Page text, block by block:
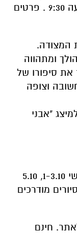
מראש הדרכה בעברית פשוטה בשעה 9:30 . פרטים
המצודה.
ומתהווה
את סיפורו של
וצופה
"אבני
מתי: בימים ראשון, שני שלישי וחמישי 1-3.10, 5.10
סיורים מודרכים
חינם